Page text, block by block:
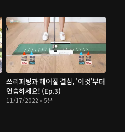
쓰리퍼팅과 헤어질 결심, '이것'부터
연습하세요! (Ep.3)
11/17/2022 • 5분